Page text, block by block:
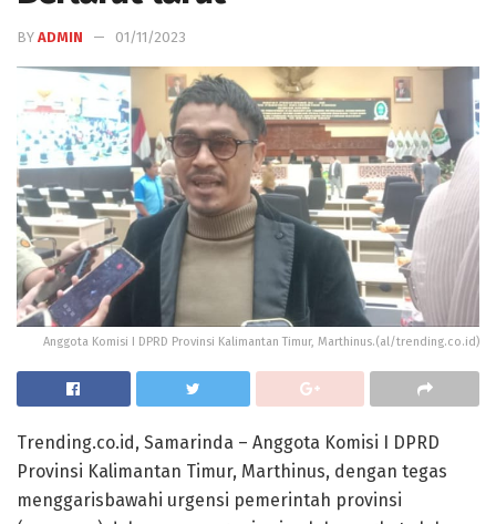
BY ADMIN 01/11/2023
Anggota Komisi I DPRD Provinsi Kalimantan Timur, Marthinus.(al/trending.co.id)
Trending.co.id, Samarinda – Anggota Komisi I DPRD
Provinsi Kalimantan Timur, Marthinus, dengan tegas
menggarisbawahi urgensi pemerintah provinsi